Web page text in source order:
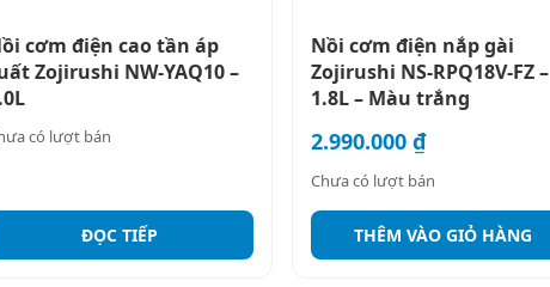
cơm điện cao tần áp
Zojirushi NW-YAQ10 –
có lượt bán
ĐỌC TIẾP
Nồi cơm điện nắp gài
Zojirushi NS-RPQ18V-FZ –
1.8L – Màu trắng
2.990.000 ₫
Chưa có lượt bán
THÊM VÀO GIỎ HÀNG